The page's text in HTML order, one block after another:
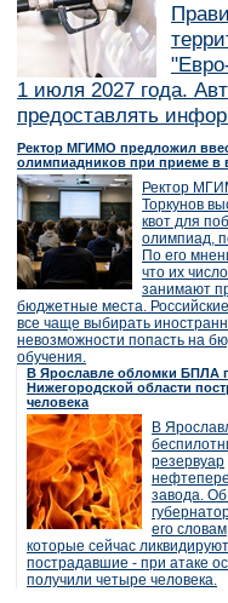
1 июля 2027 года.
предоставлять
Ректор МГИМО предложил
олимпиадников при приеме в
Ректор
Торкунов
квот для
олимпиад,
По его
что их
занимают
бюджетные места.
все чаще выбирать
невозможности попасть на
обучения.
В Ярославле обломки БПЛА
Нижегородской области
человека
В
резервуар
завода.
его
которые сейчас
пострадавшие - при атаке
получили четыре человека.